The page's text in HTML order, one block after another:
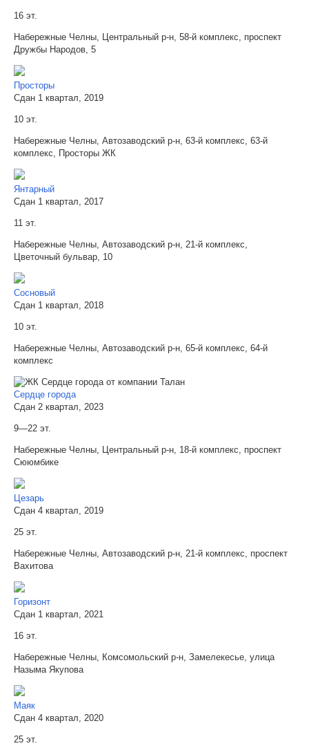
16 эт.
Набережные Челны, Центральный р-н, 58-й комплекс, проспект
Дружбы Народов, 5
Просторы
Сдан 1 квартал, 2019
10 эт.
Набережные Челны, Автозаводский р-н, 63-й комплекс, 63-й
комплекс, Просторы ЖК
Янтарный
Сдан 1 квартал, 2017
11 эт.
Набережные Челны, Автозаводский р-н, 21-й комплекс,
Цветочный бульвар, 10
Сосновый
Сдан 1 квартал, 2018
10 эт.
Набережные Челны, Автозаводский р-н, 65-й комплекс, 64-й
комплекс
Сердце города
Сдан 2 квартал, 2023
9—22 эт.
Набережные Челны, Центральный р-н, 18-й комплекс, проспект
Сююмбике
Цезарь
Сдан 4 квартал, 2019
25 эт.
Набережные Челны, Автозаводский р-н, 21-й комплекс, проспект
Вахитова
Горизонт
Сдан 1 квартал, 2021
16 эт.
Набережные Челны, Комсомольский р-н, Замелекесье, улица
Назыма Якупова
Маяк
Сдан 4 квартал, 2020
25 эт.